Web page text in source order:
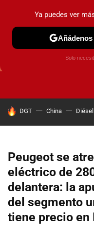
GUÍAS DE COMPRA
HOY SE HABLA DE
DGT China Diésel
Peugeot se
eléctrico de
delantera: la
del segmento
tiene precio en
Ya puedes ver
Solo